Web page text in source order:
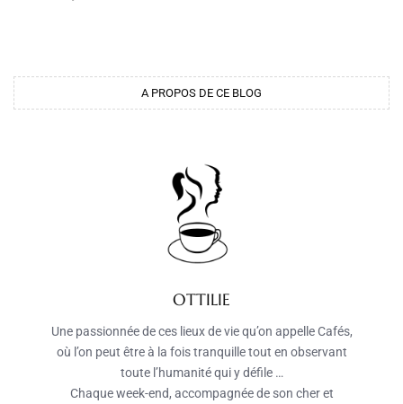
A PROPOS DE CE BLOG
OTTILIE
Une passionnée de ces lieux de vie qu’on appelle Cafés,
où l’on peut être à la fois tranquille tout en observant
toute l’humanité qui y défile …
Chaque week-end, accompagnée de son cher et